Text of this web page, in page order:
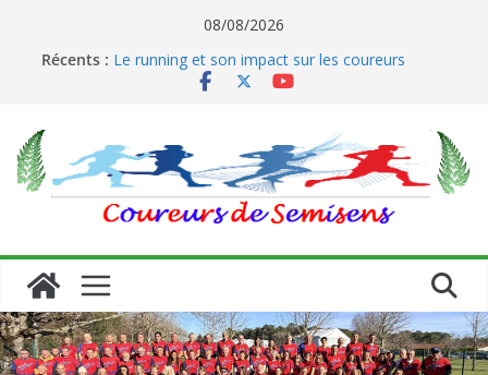
08/08/2026
Récents : Le running et son impact sur les coureurs
Les 10 bienfaits de la course à pied sur la santé